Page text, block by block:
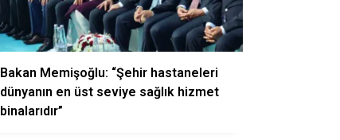
Bakan Memişoğlu: “Şehir hastaneleri
dünyanın en üst seviye sağlık hizmet
binalarıdır”